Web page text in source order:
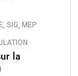
SIG, MEP
la